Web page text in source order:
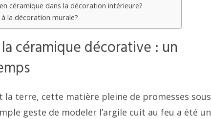
céramique dans la décoration intérieure?
la décoration murale?
céramique décorative : un
la terre, cette matière pleine de promesses sous
geste de modeler l’argile cuit au feu a été un